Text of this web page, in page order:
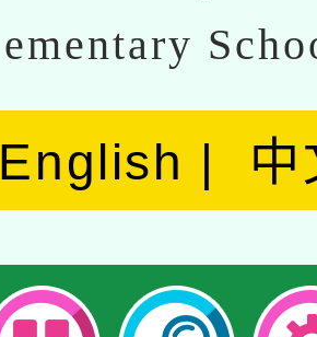
ementary
English 中